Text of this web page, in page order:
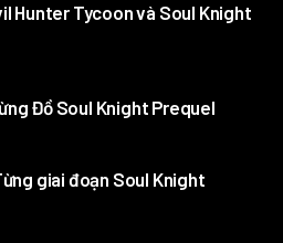
Hunter Tycoon và Soul Knight
Đồ Soul Knight Prequel
giai đoạn Soul Knight